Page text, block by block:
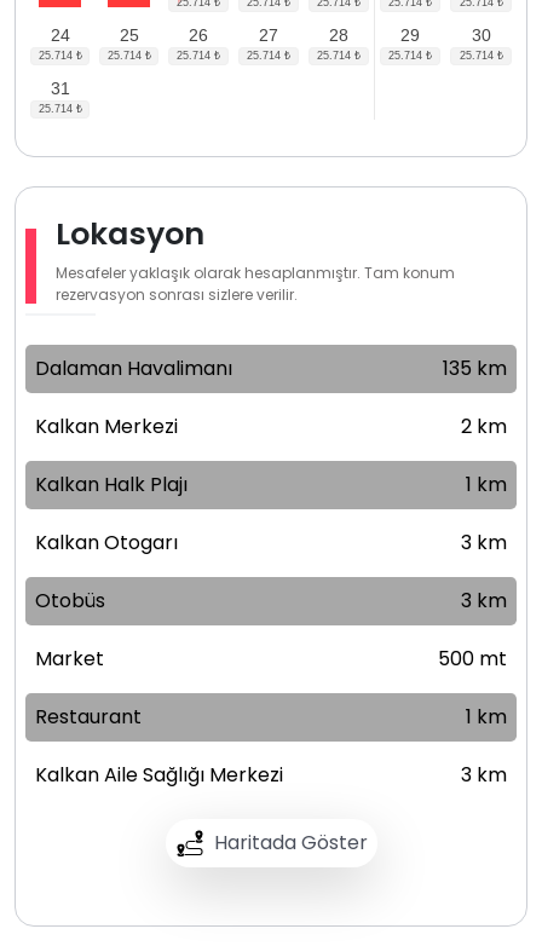
24 25 26 27 28 29 30
31
Lokasyon
Mesafeler yaklaşık olarak hesaplanmıştır. Tam konum
rezervasyon sonrası sizlere verilir.
Haritada Göster
Dalaman Havalimanı 135 km
Kalkan Merkezi 2 km
Kalkan Halk Plajı 1 km
Kalkan Otogarı 3 km
Otobüs 3 km
Market 500 mt
Restaurant 1 km
Kalkan Aile Sağlığı Merkezi 3 km